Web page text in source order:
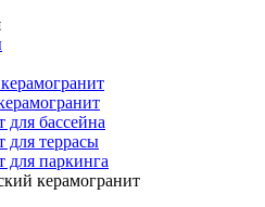
для бассейна
для террасы
для паркинга
керамогранит